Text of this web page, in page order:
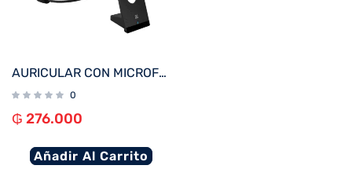
AURICULAR CON MICROFONO KLIP KCH-905 CRYSTALCOM PRO C/BASE WIRELESS/BT/1JACK NEGRO
0
₲ 276.000
Añadir Al Carrito